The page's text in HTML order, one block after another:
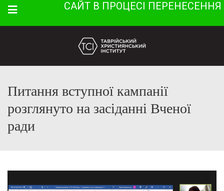
Menu САЙТ В ПРОЦЕСІ ПЕРЕНЕСЕННЯ
Питання вступної кампанії
розглянуто на засіданні Вченої
ради